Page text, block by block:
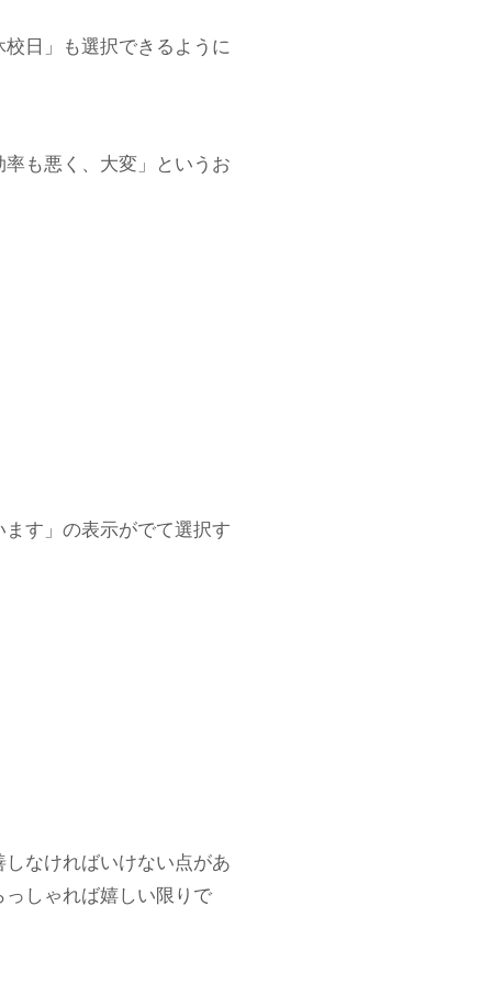
日」も選択できるように
も悪く、大変」というお
す」の表示がでて選択す
なければいけない点があ
しゃれば嬉しい限りで